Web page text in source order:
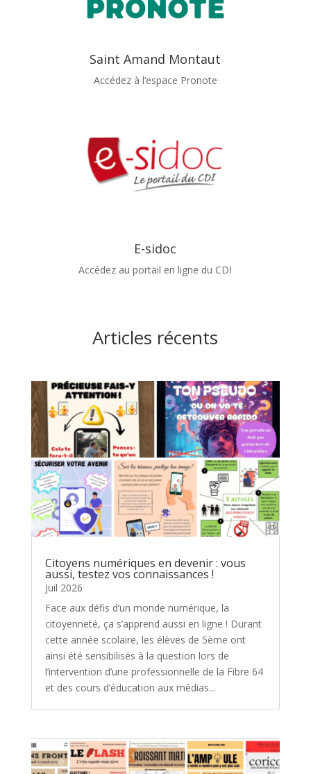
Saint Amand Montaut
Accédez à l’espace Pronote
E-sidoc
Accédez au portail en ligne du CDI
Articles récents
Citoyens numériques en devenir : vous
aussi, testez vos connaissances !
Juil 2026
Face aux défis d’un monde numérique, la
citoyenneté, ça s’apprend aussi en ligne ! Durant
cette année scolaire, les élèves de 5ème ont
ainsi été sensibilisés à la question lors de
l’intervention d’une professionnelle de la Fibre 64
et des cours d’éducation aux médias...